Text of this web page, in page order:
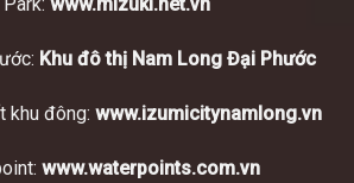
www.mizuki.net.vn
Khu đô thị Nam Long Đại Phước
khu đông: www.izumicitynamlong.vn
www.waterpoints.com.vn